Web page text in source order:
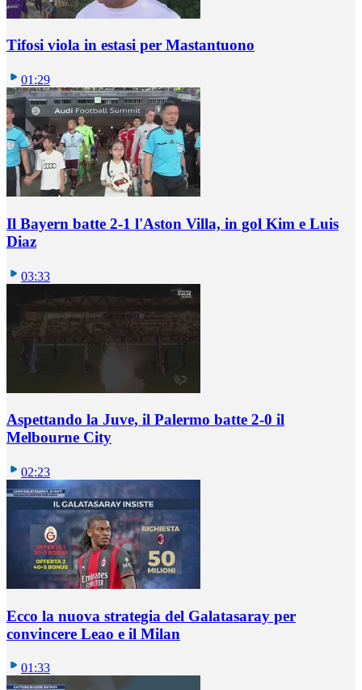
Tifosi viola in estasi per Mastantuono
01:29
Il Bayern batte 2-1 l'Aston Villa, in gol Kim e Luis
Diaz
03:33
Aspettando la Juve, il Palermo batte 2-0 il
Melbourne City
02:23
Ecco la nuova strategia del Galatasaray per
convincere Leao e il Milan
01:33